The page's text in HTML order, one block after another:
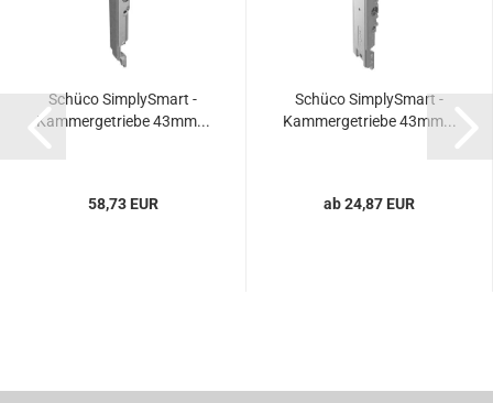
Schü­co Sim­plyS­mart -
Kam­mer­ge­trie­be 43mm...
58,73 EUR
Schü­co Sim­plyS­mart -
Kam­mer­ge­trie­be 43mm...
ab 24,87 EUR